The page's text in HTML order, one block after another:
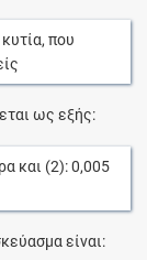
κυτία, που
ως εξής:
και (2):0,005
είναι: